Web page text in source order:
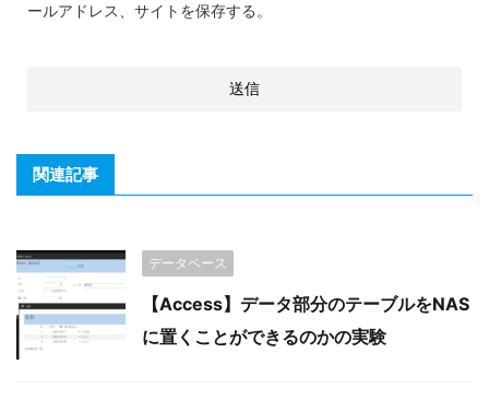
ールアドレス、サイトを保存する。
関連記事
データベース
【Access】データ部分のテーブルをNAS
に置くことができるのかの実験